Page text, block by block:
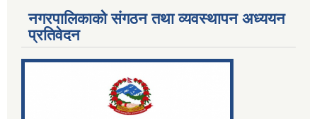
नगरपालिकाको संगठन तथा व्यवस्थापन अध्ययन
प्रतिवेदन